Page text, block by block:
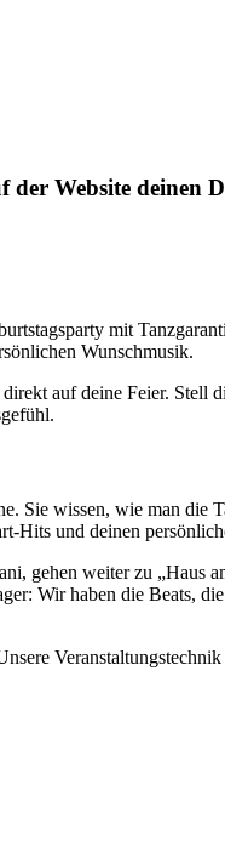
Website deinen
mit
Wunschmusik.
auf deine Feier.
Sie wissen, wie man
Hits und deinen
gehen weiter zu „Haus
Wir haben die Beats,